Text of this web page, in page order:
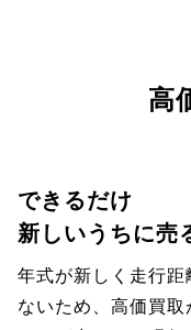
高
できるだけ
新しいうちに売
年式が新しく走行
ないため、高価買